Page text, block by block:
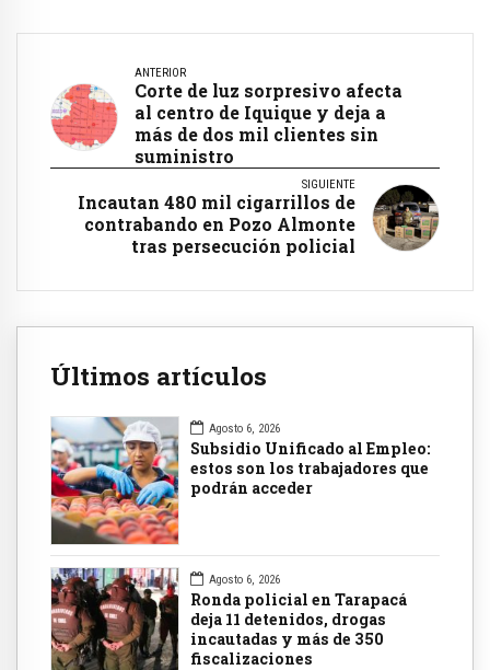
ANTERIOR
Corte de luz sorpresivo afecta
al centro de Iquique y deja a
más de dos mil clientes sin
suministro
SIGUIENTE
Incautan 480 mil cigarrillos de
contrabando en Pozo Almonte
tras persecución policial
Últimos artículos
Agosto 6, 2026
Subsidio Unificado al Empleo:
estos son los trabajadores que
podrán acceder
Agosto 6, 2026
Ronda policial en Tarapacá
deja 11 detenidos, drogas
incautadas y más de 350
fiscalizaciones